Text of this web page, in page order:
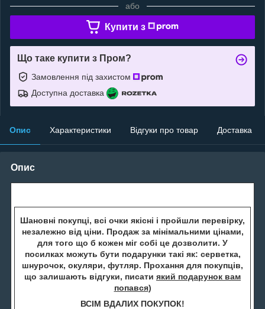
або
Купити з
Що таке купити з Пром?
Замовлення під захистом
Доступна доставка
Опис Характеристики Відгуки про товар Доставка
Опис
Шановні покупці, всі очки якісні і пройшли перевірку,
незалежно від ціни. Продаж за мінімальними цінами,
для того що б кожен міг собі це дозволити. У
посилках можуть бути подарунки такі як: серветка,
шнурочок, окуляри, футляр. Прохання для покупців,
що залишають відгуки, писати який подарунок вам
попався)
ВСІМ ВДАЛИХ ПОКУПОК!